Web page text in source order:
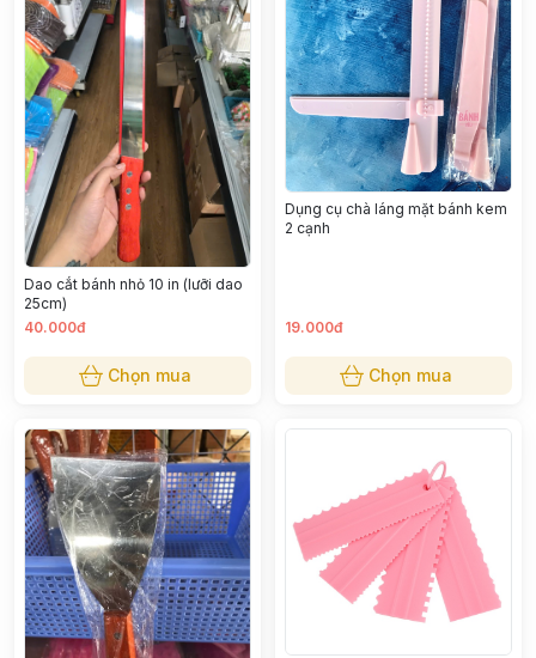
Dao cắt bánh nhỏ 10 in (lưỡi dao
25cm)
40.000đ
Chọn mua
Dụng cụ chà láng mặt bánh kem
2 cạnh
19.000đ
Chọn mua